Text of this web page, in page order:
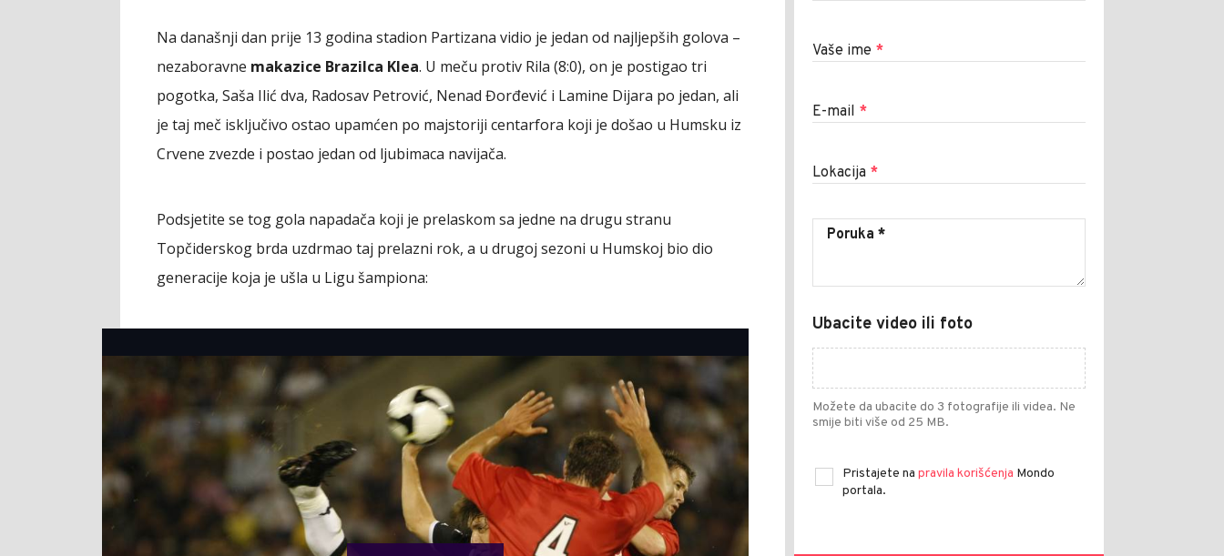
Na današnji dan prije 13 godina stadion Partizana vidio je jedan od najljepših golova –
nezaboravne makazice Brazilca Klea. U meču protiv Rila (8:0), on je postigao tri
pogotka, Saša Ilić dva, Radosav Petrović, Nenad Đorđević i Lamine Dijara po jedan, ali
je taj meč isključivo ostao upamćen po majstoriji centarfora koji je došao u Humsku iz
Crvene zvezde i postao jedan od ljubimaca navijača.
Podsjetite se tog gola napadača koji je prelaskom sa jedne na drugu stranu
Topčiderskog brda uzdrmao taj prelazni rok, a u drugoj sezoni u Humskoj bio dio
generacije koja je ušla u Ligu šampiona:
Vaše ime *
E-mail *
Lokacija *
Ubacite video ili foto
Možete da ubacite do 3 fotografije ili videa. Ne
smije biti više od 25 MB.
Pristajete na pravila korišćenja Mondo
portala.